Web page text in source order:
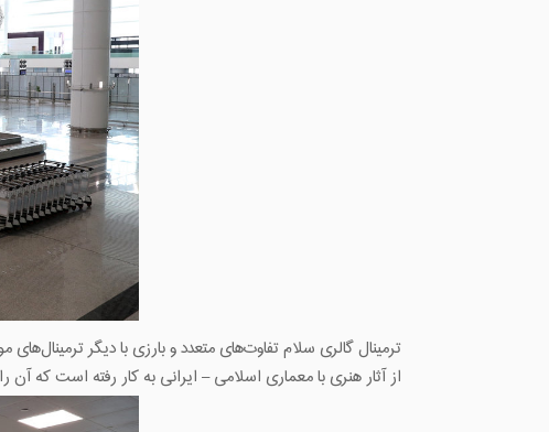
‌ترمینال گالری سلام تفاوت‌های متعدد و بارزی با دیگر
از آثار هنری با معماری اسلامی – ایرانی به کار رفته است که